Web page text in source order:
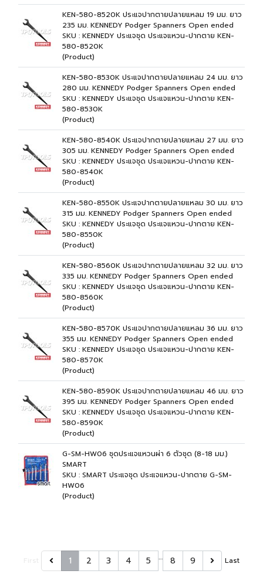
KEN-580-8520K ประแจปากตายปลายแหลม 19 มม. ยาว
235 มม. KENNEDY Podger Spanners Open ended
SKU : KENNEDY ประแจชุด ประแจแหวน-ปากตาย KEN-
580-8520K
(Product)
KEN-580-8530K ประแจปากตายปลายแหลม 24 มม. ยาว
280 มม. KENNEDY Podger Spanners Open ended
SKU : KENNEDY ประแจชุด ประแจแหวน-ปากตาย KEN-
580-8530K
(Product)
KEN-580-8540K ประแจปากตายปลายแหลม 27 มม. ยาว
305 มม. KENNEDY Podger Spanners Open ended
SKU : KENNEDY ประแจชุด ประแจแหวน-ปากตาย KEN-
580-8540K
(Product)
KEN-580-8550K ประแจปากตายปลายแหลม 30 มม. ยาว
315 มม. KENNEDY Podger Spanners Open ended
SKU : KENNEDY ประแจชุด ประแจแหวน-ปากตาย KEN-
580-8550K
(Product)
KEN-580-8560K ประแจปากตายปลายแหลม 32 มม. ยาว
335 มม. KENNEDY Podger Spanners Open ended
SKU : KENNEDY ประแจชุด ประแจแหวน-ปากตาย KEN-
580-8560K
(Product)
KEN-580-8570K ประแจปากตายปลายแหลม 36 มม. ยาว
355 มม. KENNEDY Podger Spanners Open ended
SKU : KENNEDY ประแจชุด ประแจแหวน-ปากตาย KEN-
580-8570K
(Product)
KEN-580-8590K ประแจปากตายปลายแหลม 46 มม. ยาว
395 มม. KENNEDY Podger Spanners Open ended
SKU : KENNEDY ประแจชุด ประแจแหวน-ปากตาย KEN-
580-8590K
(Product)
G-SM-HW06 ชุดประแจแหวนผ่า 6 ตัวชุด (8-18 มม.)
SMART
SKU : SMART ประแจชุด ประแจแหวน-ปากตาย G-SM-
HW06
(Product)
1 2 3 4 5 … 8 9 Last